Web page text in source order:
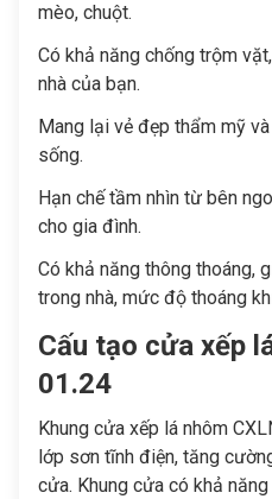
mèo, chuột.
Có khả năng chống trộm
nhà của bạn.
Mang lại vẻ đẹp thẩm mỹ
sống.
Hạn chế tầm nhìn từ bên
cho gia đình.
Có khả năng thông thoáng,
trong nhà, mức độ thoáng
Cấu tạo cửa xếp
01.24
Khung cửa xếp lá nhôm
lớp sơn tĩnh điện, tăng
cửa. Khung cửa có khả